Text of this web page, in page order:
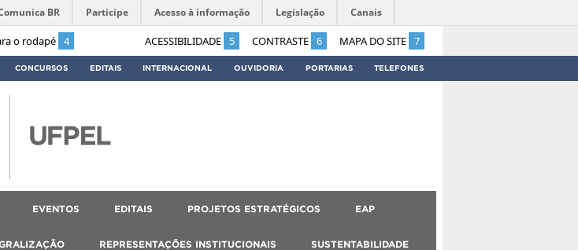
o rodapé 4 ACESSIBILIDADE 5 CONTRASTE 6 MAPA DO SITE 7
BR Participe Acesso à informação Legislação Canais
CONCURSOS EDITAIS INTERNACIONAL OUVIDORIA PORTARIAS TELEFONES
EVENTOS EDITAIS PROJETOS ESTRATÉGICOS EAP
REPRESENTAÇÕES INSTITUCIONAIS SUSTENTABILIDADE